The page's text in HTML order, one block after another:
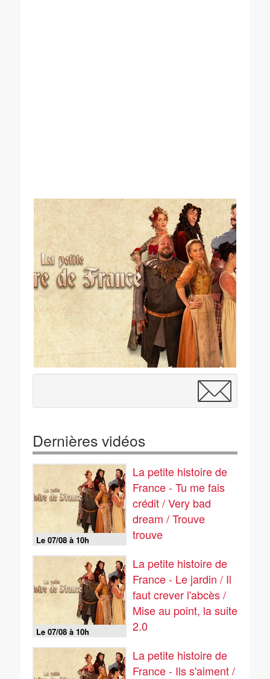
Dernières vidéos
Le 07/08 à 10h
La petite histoire de
France - Tu me fais
crédit / Very bad
dream / Trouve
trouve
Le 07/08 à 10h
La petite histoire de
France - Le jardin / Il
faut crever l'abcès /
Mise au point, la suite
2.0
La petite histoire de
France - Ils s'aiment /